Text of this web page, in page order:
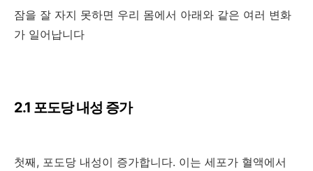
잠을 잘 자지 못하면 우리 몸에서 아래와 같은 여러 변화
가 일어납니다
2.1 포도당 내성 증가
첫째, 포도당 내성이 증가합니다. 이는 세포가 혈액에서